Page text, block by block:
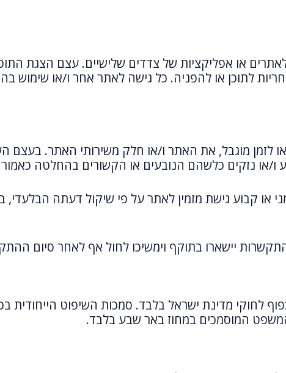
או אפליקציות של צדדים שלישיים. עצם הצגת
לתוכן או להפניה. כל גישה לאתר אחר ו/או שימוש
לזמן מוגבל, את האתר ו/או חלק משירותי האתר. בעצם
או נזקים כלשהם הנובעים או הקשורים בהחלטה
או קבוע גישת מזמין לאתר על פי שיקול דעתה הבלעדי,
יישארו בתוקף וימשיכו לחול אף לאחר סיום
לחוקי מדינת ישראל בלבד. סמכות השיפוט הייחודית
המוסמכים במחוז באר שבע בלבד.